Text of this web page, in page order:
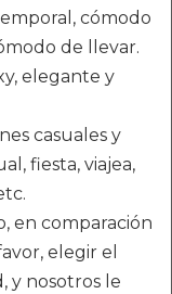
cómodo
de llevar.
elegante y
casuales y
fiesta, viajea,
en comparación
elegir el
y nosotros le